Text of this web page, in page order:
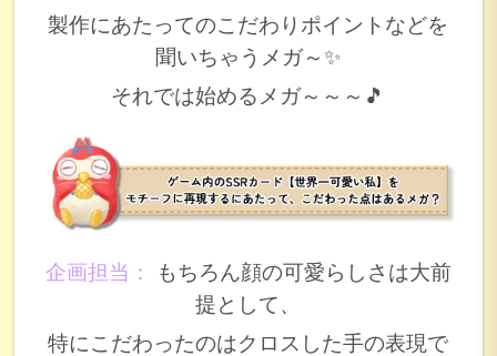
製作にあたってのこだわりポイントなどを
聞いちゃうメガ～✨
それでは始めるメガ～～～🎵
企画担当：
もちろん顔の可愛らしさは大前
提として、
特にこだわったのはクロスした手の表現で